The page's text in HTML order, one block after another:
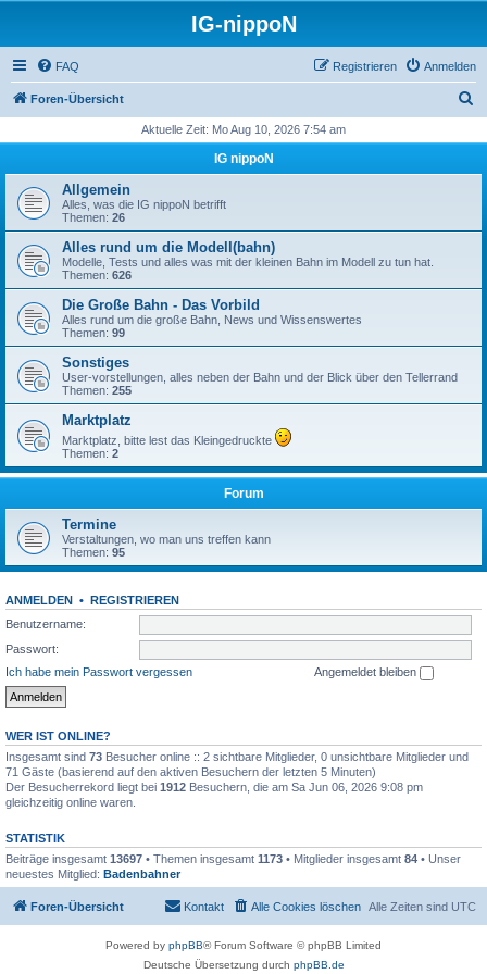
IG-nippoN
FAQ Anmelden
Registrieren
Foren-Übersicht
h
Aktuelle Zeit: Mo Aug 10, 2026 7:54 am
IG nippoN
Allgemein
Alles, was die IG nippoN betrifft
Themen: 26
Alles rund um die Modell(bahn)
Modelle, Tests und alles was mit der kleinen Bahn im Modell zu tun hat.
Themen: 626
Die Große Bahn - Das Vorbild
Alles rund um die große Bahn, News und Wissenswertes
Themen: 99
Sonstiges
User-vorstellungen, alles neben der Bahn und der Blick über den Tellerrand
Themen: 255
Marktplatz
Marktplatz, bitte lest das Kleingedruckte
Themen: 2
Forum
Termine
Verstaltungen, wo man uns treffen kann
Themen: 95
ANMELDEN • REGISTRIEREN
Benutzername:
Passwort:
Ich habe mein Passwort vergessen
Angemeldet bleiben
WER IST ONLINE?
Insgesamt sind 73 Besucher online :: 2 sichtbare Mitglieder, 0 unsichtbare Mitglieder und
71 Gäste (basierend auf den aktiven Besuchern der letzten 5 Minuten)
Der Besucherrekord liegt bei 1912 Besuchern, die am Sa Jun 06, 2026 9:08 pm
gleichzeitig online waren.
STATISTIK
Beiträge insgesamt 13697 • Themen insgesamt 1173 • Mitglieder insgesamt 84 • Unser
neuestes Mitglied: Badenbahner
Foren-Übersicht Alle Zeiten sind UTC
Alle Cookies löschen
Kontakt
Powered by phpBB® Forum Software © phpBB Limited
Deutsche Übersetzung durch phpBB.de